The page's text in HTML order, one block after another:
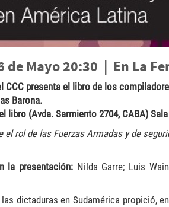
de Mayo 20:30 | En La
CCC presenta el libro de los
Barona.
libro (Avda. Sarmiento 2704, CABA)
el rol de las Fuerzas Armadas y de
la presentación: Nilda Garre; Luis
dictaduras en Sudamérica propició,